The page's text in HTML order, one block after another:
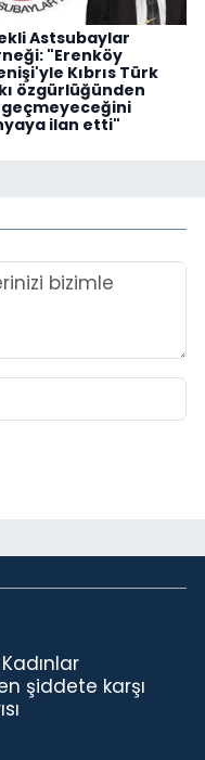
Astsubaylar
"Erenköy
Kıbrıs Türk
özgürlüğünden
ilan etti"
şiddete karşı